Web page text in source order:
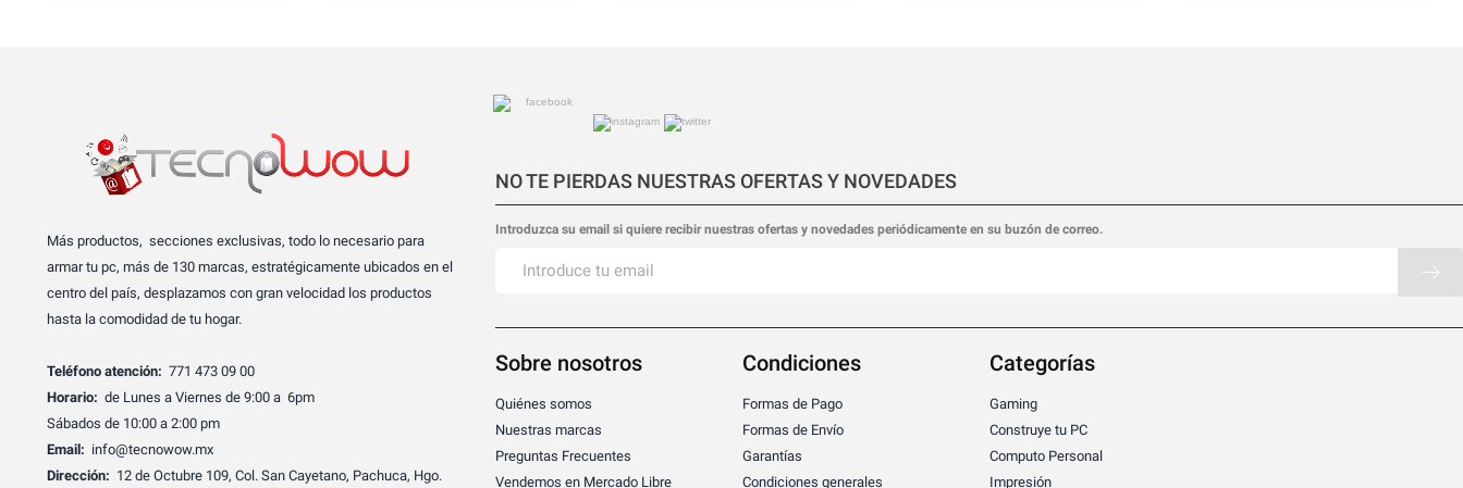
Más productos, secciones exclusivas, todo lo necesario para
armar tu pc, más de 130 marcas, estratégicamente ubicados en el
centro del país, desplazamos con gran velocidad los productos
hasta la comodidad de tu hogar.
Teléfono atención: 771 473 09 00
Horario: de Lunes a Viernes de 9:00 a 6pm
Sábados de 10:00 a 2:00 pm
Email: info@tecnowow.mx
Dirección: 12 de Octubre 109, Col. San Cayetano, Pachuca, Hgo.
NO TE PIERDAS NUESTRAS OFERTAS Y NOVEDADES
Introduzca su email si quiere recibir nuestras ofertas y novedades periódicamente en su buzón de correo.
Sobre nosotros
Quiénes somos
Nuestras marcas
Preguntas Frecuentes
Vendemos en Mercado Libre
Condiciones
Formas de Pago
Formas de Envío
Garantías
Condiciones generales
Categorías
Gaming
Construye tu PC
Computo Personal
Impresión